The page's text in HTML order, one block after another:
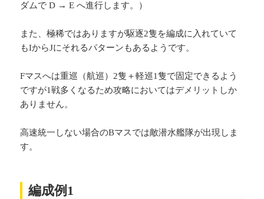
ダムで D → E へ進行します。）
また、極稀ではありますが駆逐2隻を編成に入れていて
もIからJにそれるパターンもあるようです。
Fマスへは重巡（航巡）2隻＋軽巡1隻で固定できるよう
ですが1戦多くなるため攻略においてはデメリットしか
ありません。
高速統一しない場合のBマスでは敵潜水艦隊が出現しま
す。
編成例1